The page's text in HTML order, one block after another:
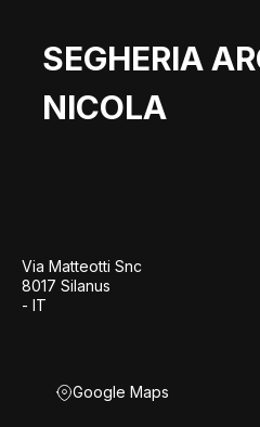
SEGHERIA
NICOLA
Via Matteotti Snc
8017 Silanus
- IT
Google Maps